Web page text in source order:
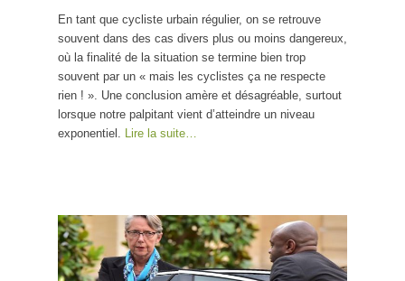
En tant que cycliste urbain régulier, on se retrouve
souvent dans des cas divers plus ou moins dangereux,
où la finalité de la situation se termine bien trop
souvent par un « mais les cyclistes ça ne respecte
rien ! ». Une conclusion amère et désagréable, surtout
lorsque notre palpitant vient d’atteindre un niveau
exponentiel. Lire la suite…